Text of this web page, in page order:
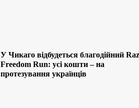
У Чикаго відбудеться благодійний
Freedom Run: усі кошти – на
протезування українців